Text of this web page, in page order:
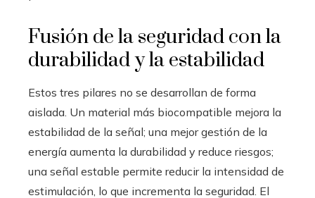
Fusión de la seguridad con la
durabilidad y la estabilidad
Estos tres pilares no se desarrollan de forma
aislada. Un material más biocompatible mejora la
estabilidad de la señal; una mejor gestión de la
energía aumenta la durabilidad y reduce riesgos;
una señal estable permite reducir la intensidad de
estimulación, lo que incrementa la seguridad. El